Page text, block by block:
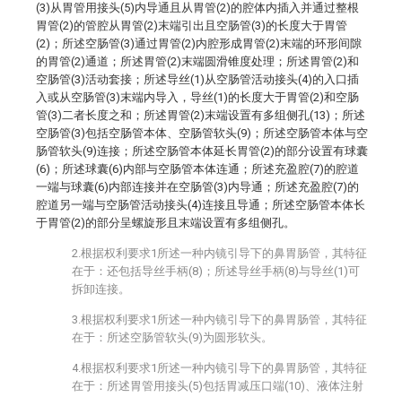
(3)从胃管用接头(5)内导通且从胃管(2)的腔体内插入并通过整根
胃管(2)的管腔从胃管(2)末端引出且空肠管(3)的长度大于胃管
(2)；所述空肠管(3)通过胃管(2)内腔形成胃管(2)末端的环形间隙
的胃管(2)通道；所述胃管(2)末端圆滑锥度处理；所述胃管(2)和
空肠管(3)活动套接；所述导丝(1)从空肠管活动接头(4)的入口插
入或从空肠管(3)末端内导入，导丝(1)的长度大于胃管(2)和空肠
管(3)二者长度之和；所述胃管(2)末端设置有多组侧孔(13)；所述
空肠管(3)包括空肠管本体、空肠管软头(9)；所述空肠管本体与空
肠管软头(9)连接；所述空肠管本体延长胃管(2)的部分设置有球囊
(6)；所述球囊(6)内部与空肠管本体连通；所述充盈腔(7)的腔道
一端与球囊(6)内部连接并在空肠管(3)内导通；所述充盈腔(7)的
腔道另一端与空肠管活动接头(4)连接且导通；所述空肠管本体长
于胃管(2)的部分呈螺旋形且末端设置有多组侧孔。
2.根据权利要求1所述一种内镜引导下的鼻胃肠管，其特征
在于：还包括导丝手柄(8)；所述导丝手柄(8)与导丝(1)可
拆卸连接。
3.根据权利要求1所述一种内镜引导下的鼻胃肠管，其特征
在于：所述空肠管软头(9)为圆形软头。
4.根据权利要求1所述一种内镜引导下的鼻胃肠管，其特征
在于：所述胃管用接头(5)包括胃减压口端(10)、液体注射